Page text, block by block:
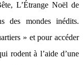
L’Étrange Noël de
des mondes inédits.
» et pour accéder
rodent à l’aide d’une